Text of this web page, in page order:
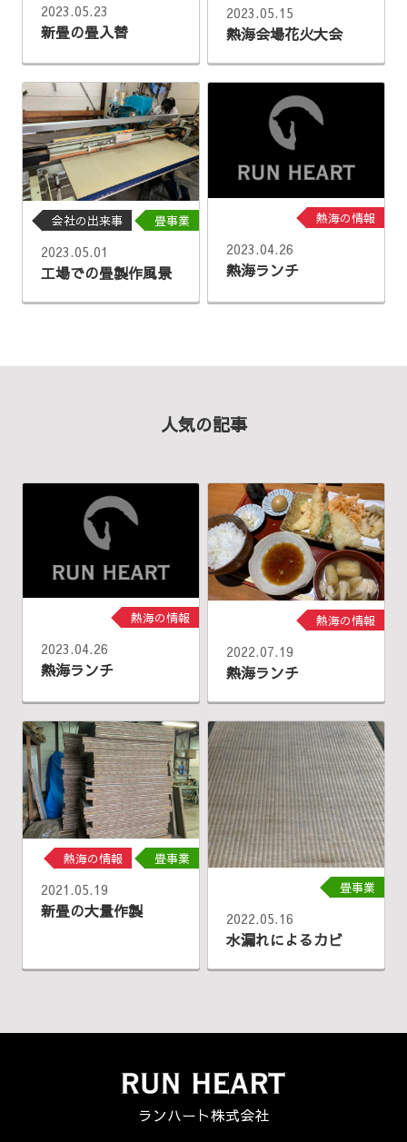
2023.05.23
新畳の畳入替
2023.05.15
熱海会場花火大会
会社の出来事 畳事業
2023.05.01
工場での畳製作風景
熱海の情報
2023.04.26
熱海ランチ
人気の記事
熱海の情報
2023.04.26
熱海ランチ
熱海の情報
2022.07.19
熱海ランチ
熱海の情報 畳事業
2021.05.19
新畳の大量作製
畳事業
2022.05.16
水漏れによるカビ
ランハート株式会社